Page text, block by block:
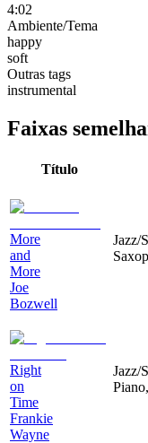
4:02
Ambiente/Tema
happy
soft
Outras tags
instrumental
Faixas
Título
More
and
More
Joe
Bozwell
Jazz/
Right
on
Time
Frankie
Wayne
Jazz/